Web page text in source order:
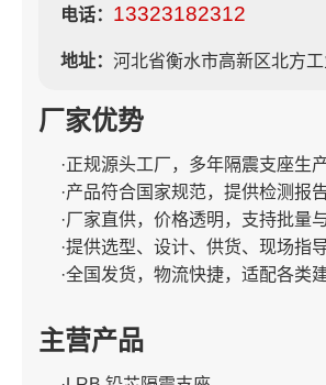
电话： 13323182312
地址： 河北省衡水市高新区北方
厂家优势
·正规源头工厂，多年隔震支座生
·产品符合国家规范，提供检测报
·厂家直供，价格透明，支持批量
·提供选型、设计、供货、现场指
·全国发货，物流快捷，适配各类
主营产品